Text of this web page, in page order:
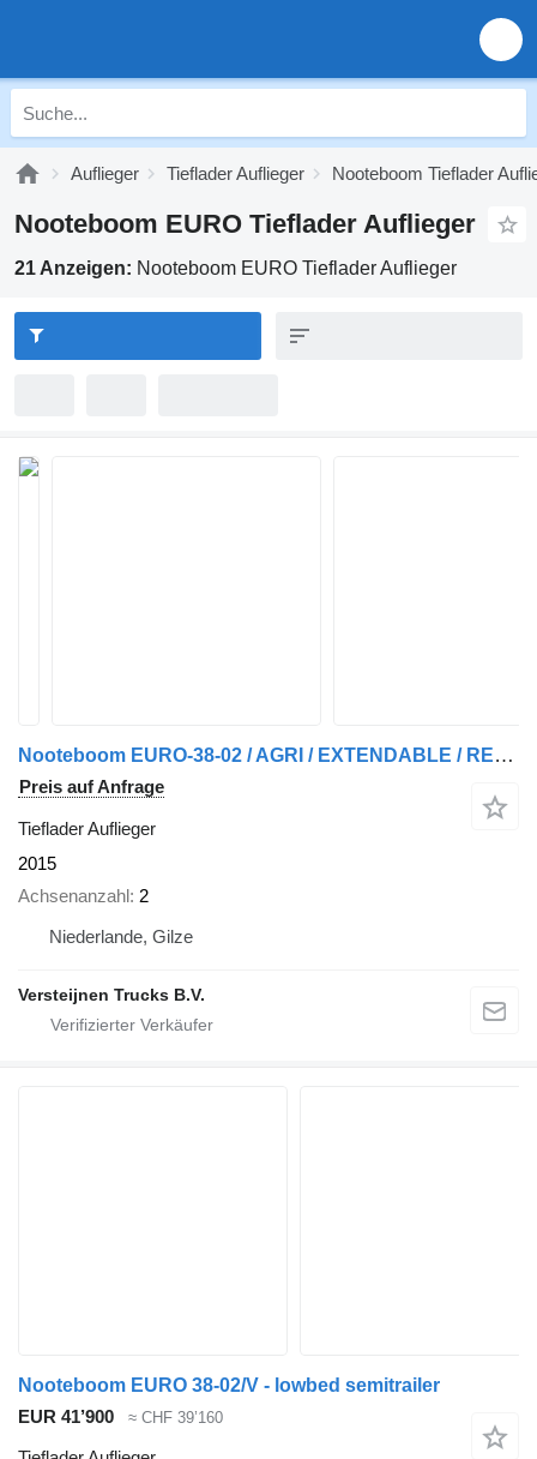
Auflieger Tieflader Auflieger Nooteboom Tieflader
Nooteboom EURO Tieflader Auflieger
21 Anzeigen: Nooteboom EURO Tieflader Auflieger
Nooteboom EURO-38-02 / AGRI / EXTENDABLE / REMOVABLE NECK
Preis auf Anfrage
Tieflader Auflieger
2015
Achsenanzahl 2
Niederlande, Gilze
Versteijnen Trucks B.V.
Nooteboom EURO 38-02/V - lowbed semitrailer
EUR 41’900
≈ CHF 39’160